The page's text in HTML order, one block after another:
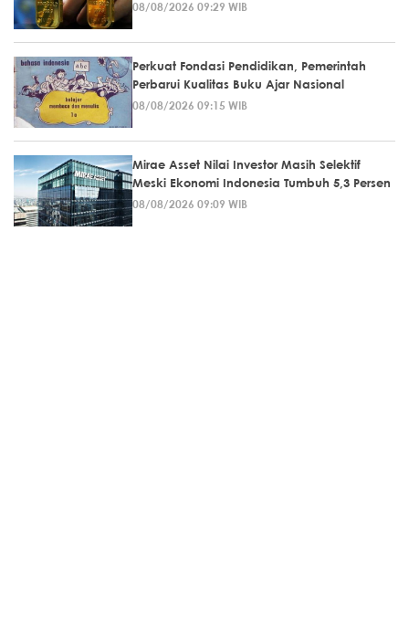
08/08/2026 09:29 WIB
Perkuat Fondasi Pendidikan, Pemerintah
Perbarui Kualitas Buku Ajar Nasional
08/08/2026 09:15 WIB
Mirae Asset Nilai Investor Masih Selektif
Meski Ekonomi Indonesia Tumbuh 5,3 Persen
08/08/2026 09:09 WIB